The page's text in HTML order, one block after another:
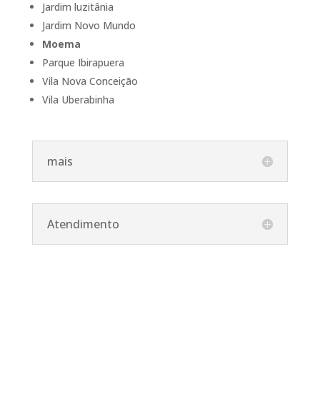
Jardim luzitânia
Jardim Novo Mundo
Moema
Parque Ibirapuera
Vila Nova Conceição
Vila Uberabinha
mais
Atendimento